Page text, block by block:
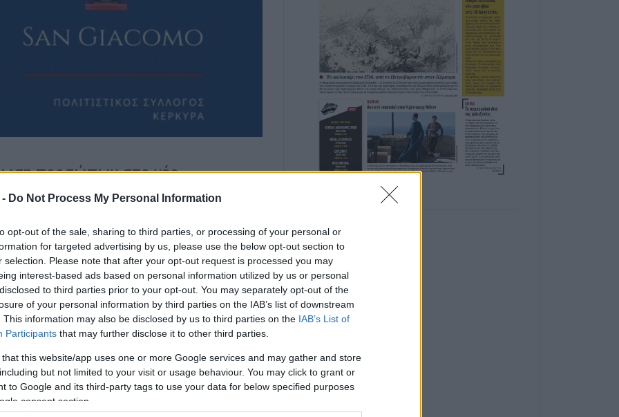
Do Not Process My Personal Information
opt-out of the sale, sharing to third parties, or processing of your personal or
for targeted advertising by us, please use the below opt-out section to
selection. Please note that after your opt-out request is processed you may
interest-based ads based on personal information utilized by us or personal
to third parties prior to your opt-out. You may separately opt-out of the
of your personal information by third parties on the IAB’s list of downstream
This information may also be disclosed by us to third parties on the IAB’s List of
Participants that may further disclose it to other third parties.
that this website/app uses one or more Google services and may gather and store
but not limited to your visit or usage behaviour. You may click to grant or
to Google and its third-party tags to use your data for below specified purposes
consent section.
προσώπων στο νέο
στον Πολιτιστικό –Εξωραϊστικό Σύλλογο
4 Δεκεμβρίου 2025.
σε σώμα του νέου ΔΣ ως εξής: Πρόεδρος:
Κουρκούλου, Γραμματέας: Ιωάννα
Καρδόνα.Αναπληρωματικά μέλη:Κώστας